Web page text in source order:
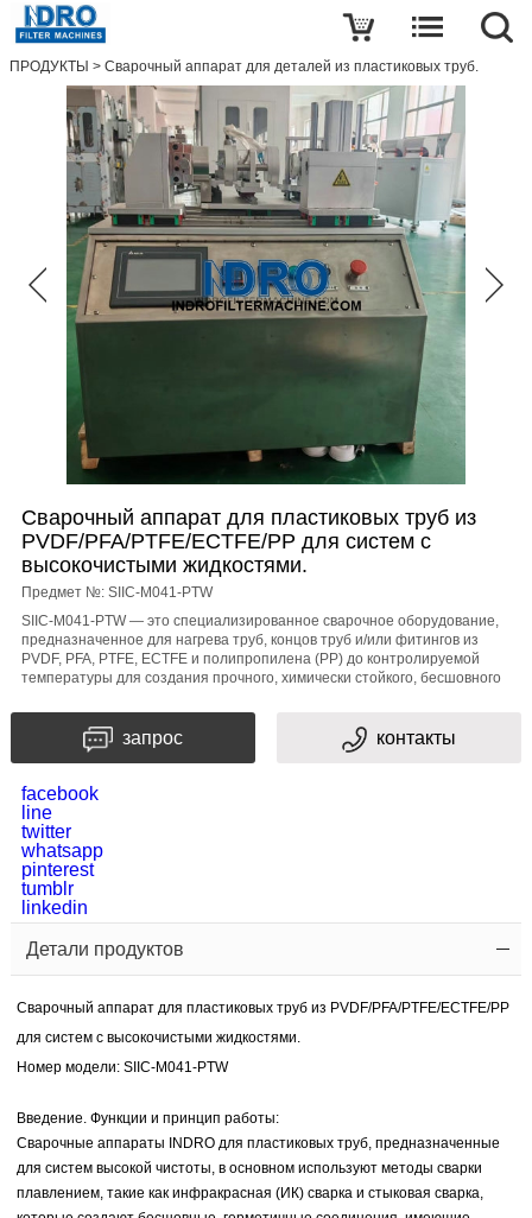
ПРОДУКТЫ > Сварочный аппарат для деталей из пластиковых труб.
Сварочный аппарат для пластиковых труб из
PVDF/PFA/PTFE/ECTFE/PP для систем с
высокочистыми жидкостями.
Предмет №: SIIC-M041-PTW
SIIC-M041-PTW — это специализированное сварочное оборудование,
предназначенное для нагрева труб, концов труб и/или фитингов из
PVDF, PFA, PTFE, ECTFE и полипропилена (PP) до контролируемой
температуры для создания прочного, химически стойкого, бесшовного
запрос контакты
facebook
line
twitter
whatsapp
pinterest
tumblr
linkedin
Детали продуктов
Сварочный аппарат для пластиковых труб из PVDF/PFA/PTFE/ECTFE/PP
для систем с высокочистыми жидкостями.
Номер модели: SIIC-M041-PTW
Введение. Функции и принцип работы:
Сварочные аппараты INDRO для пластиковых труб, предназначенные
для систем высокой чистоты, в основном используют методы сварки
плавлением, такие как инфракрасная (ИК) сварка и стыковая сварка,
Написать обзор
Сварочный
аппарат
для
пластиковых
труб
из
PVDF/PFA/PTFE/ECTFE/PP
для
систем
с
высокочистыми
жидкостями.
тема
сообщение
проверки
кода